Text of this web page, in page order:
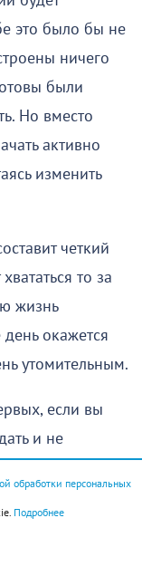
это было бы не
ничего
были
Но вместо
активно
изменить
четкий
то за
жизнь
день окажется
утомительным.
если вы
и не
прислушаетесь
обработки персональных
Подробнее